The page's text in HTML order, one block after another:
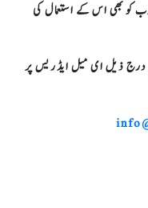
کو بھی اس کے استعمال کی
درج ذیل ای میل ایڈریس پر